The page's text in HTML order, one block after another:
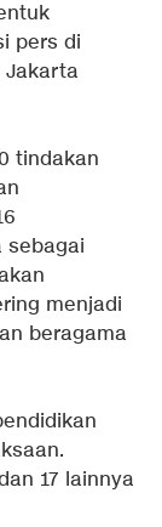
pers di
Jakarta
tindakan
sebagai
menjadi
beragama
17 lainnya